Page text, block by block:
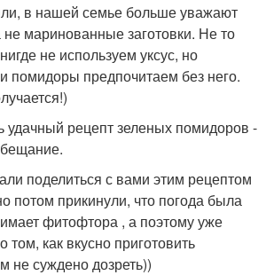
в нашей семье больше уважают
маринованные заготовки. Не то
не используем уксус, но
помидоры предпочитаем без него.
рецепт зеленых помидоров -
поделиться с вами этим рецептом
потом прикинули, что погода была
фитофтора , а поэтому уже
том, как вкусно приготовить
не суждено дозреть))